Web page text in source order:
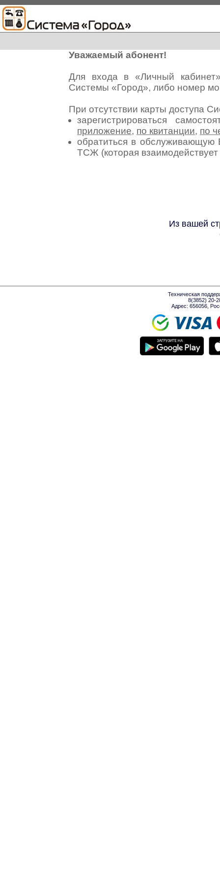
Уважаемый абонент!
Для входа в «Личный
Системы «Город», либо номер
При отсутствии карты доступа
зарегистрироваться
приложение, по квитанции, по
обратиться в
ТСЖ (которая
Из вашей
Техническая
8(3852) 20-
Адрес: 656056,